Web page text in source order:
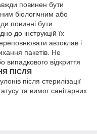
повинен бути
біологічним або
повинні бути
до інструкцій їх
автоклав і
пакетів. Не
відкриття
ПІСЛЯ
після стерилізації
та вимог санітарних